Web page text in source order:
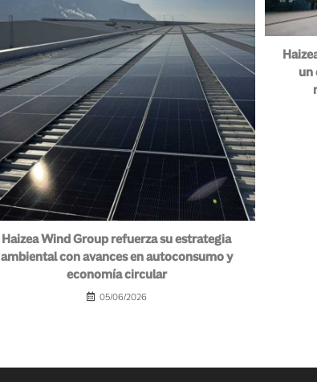
Haizea Wind Group refuerza su estrategia
ambiental con avances en autoconsumo y
economía circular
05/06/2026
un